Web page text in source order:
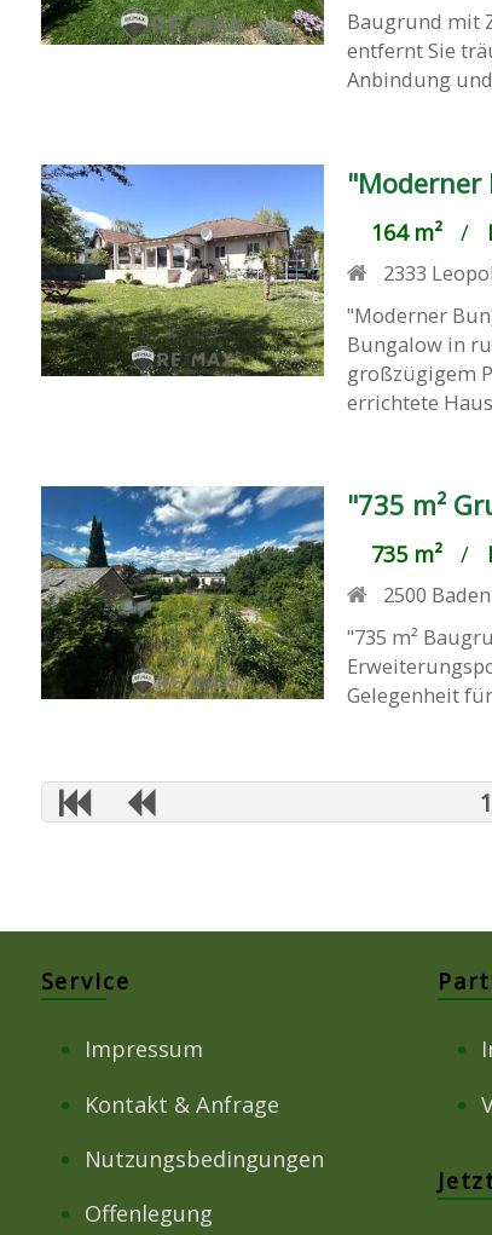
Baugrund mit
entfernt Sie
Anbindung
"Moderner
164 m²/
2333
"Moderner
Bungalow in
großzügigem
errichtete Haus
"735 m²
735 m²/
2500 Baden
"735 m²
Gelegenheit
1
Service
Impressum
Kontakt & Anfrage
Nutzungsbedingungen
Offenlegung